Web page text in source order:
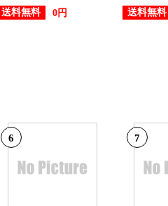
送料無料 0円 送料無料
6 7